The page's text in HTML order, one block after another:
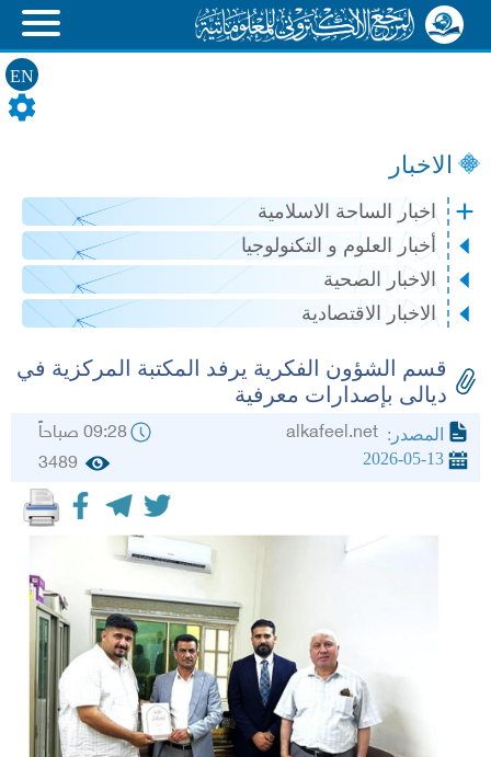
EN
الاخبار
اخبار الساحة الاسلامية
أخبار العلوم و التكنولوجيا
الاخبار الصحية
الاخبار الاقتصادية
قسم الشؤون الفكرية يرفد المكتبة المركزية في
ديالى بإصدارات معرفية
المصدر: 09:28 صباحاً
2026-05-13
3489